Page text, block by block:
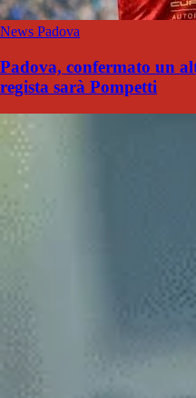
News Padova
Padova, confermato un
regista sarà Pompetti